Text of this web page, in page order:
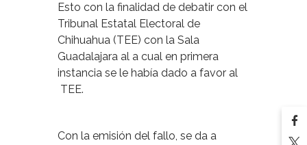
Esto con la finalidad de debatir con el
Tribunal Estatal Electoral de
Chihuahua (TEE) con la Sala
Guadalajara al a cual en primera
instancia se le había dado a favor al
TEE.
Con la emisión del fallo, se da a